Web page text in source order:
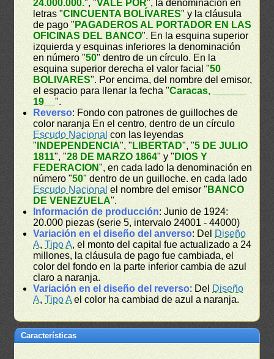
24.000.000.", "VALE POR", la denominación en
letras "CINCUENTA BOLÍVARES" y la cláusula
de pago " PAGADEROS AL PORTADOR EN LAS
OFICINAS DEL BANCO". En la esquina superior
izquierda y esquinas inferiores la denominación
en número "50" dentro de un círculo. En la
esquina superior derecha el valor facial "50
BOLIVARES". Por encima, del nombre del emisor,
el espacio para llenar la fecha "Caracas, ______
19__".
Reverso: Fondo con patrones de guilloches de
color naranja En el centro, dentro de un círculo
Escudo Nacional con las leyendas
" INDEPENDENCIA", " LIBERTAD", "5 DE JULIO
1811", "28 DE MARZO 1864" y " DIOS Y
FEDERACION", en cada lado la denominación en
número "50" dentro de un guilloche. en cada lado
Escudo Nacional el nombre del emisor " BANCO
DE VENEZUELA".
Información de producción: Junio de 1924:
20.000 piezas (serie 5, intervalo 24001 - 44000)
Variación en el diseño del anverso: Del Diseño
A,Tipo A, el monto del capital fue actualizado a 24
millones, la cláusula de pago fue cambiada, el
color del fondo en la parte inferior cambia de azul
claro a naranja.
Variación en el diseño del reverso: Del Diseño
A,Tipo A el color ha cambiad de azul a naranja.
Características